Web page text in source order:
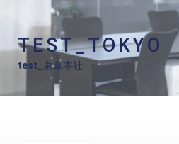
test_東京本社
TEST_TOKYO